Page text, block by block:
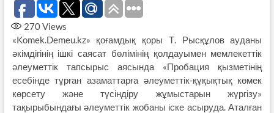
270Views
«Komek.Demeu.kz» қоғамдық қоры Т. Рысқұлов ауданы
әкімдігінің ішкі саясат бөлімінің қолдауымен мемлекеттік
әлеуметтік тапсырыс аясында «Пробация қызметінің
есебінде тұрған азаматтарға әлеуметтік-құқықтық көмек
көрсету және түсіндіру жұмыстарын жүргізу»
тақырыбындағы әлеуметтік жобаны іске асыруда. Аталған